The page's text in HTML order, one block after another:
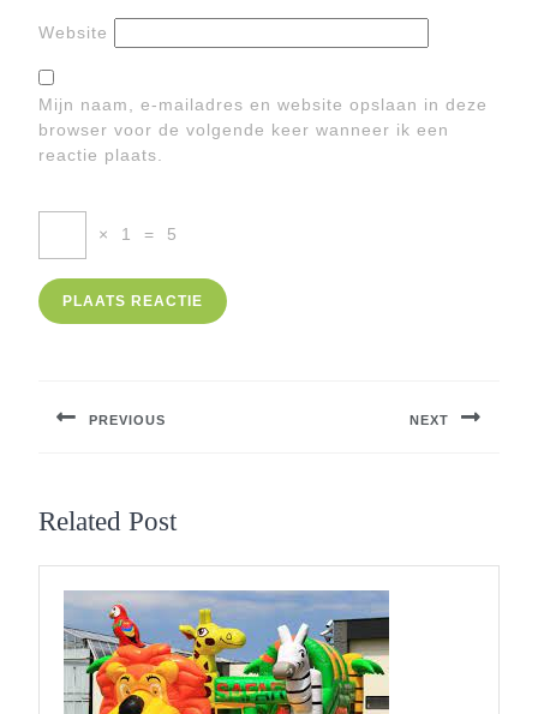
Website
Mijn naam, e-mailadres en website opslaan in deze
browser voor de volgende keer wanneer ik een
reactie plaats.
× 1 = 5
PREVIOUS NEXT
Related Post